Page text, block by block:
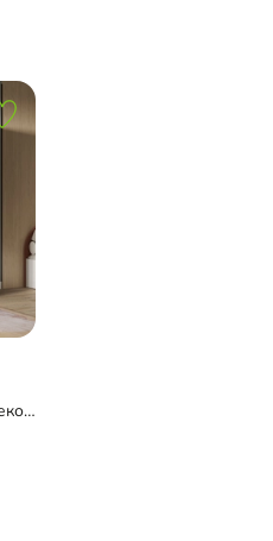
Распашной шкаф Лесама-4 Декор 1